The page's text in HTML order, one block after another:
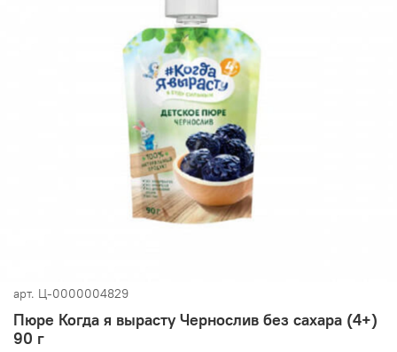
арт. Ц-0000004829
Пюре Когда я вырасту Чернослив без сахара (4+)
90 г